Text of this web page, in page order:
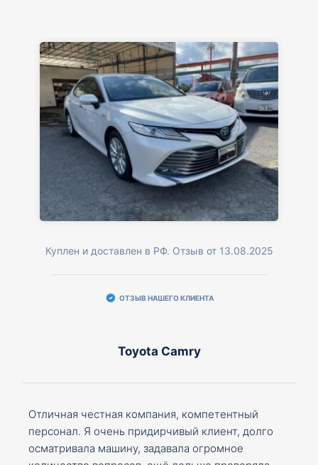
Куплен и доставлен в РФ. Отзыв от 13.08.2025
ОТЗЫВ НАШЕГО КЛИЕНТА
Toyota Camry
Отличная честная компания, компетентный
персонал. Я очень придирчивый клиент, долго
осматривала машину, задавала огромное